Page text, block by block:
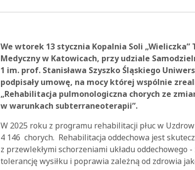
We wtorek 13 stycznia Kopalnia Soli
Medyczny w Katowicach, przy udziale
1 im. prof. Stanisława Szyszko Śląskiego
podpisały umowę, na mocy której wspólnie
„Rehabilitacja pulmonologiczna chorych ze
w warunkach subterraneoterapii”.
W 2025 roku z programu rehabilitacji płuc w
4 146 chorych. Rehabilitacja oddechowa jest
z przewlekłymi schorzeniami układu
tolerancję wysiłku i poprawia zależną od zdrowia